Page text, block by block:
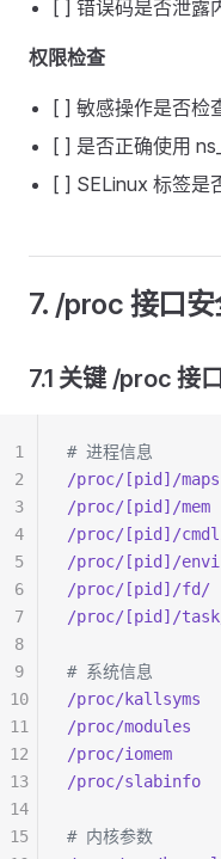
[ ] 错误码是否泄露
权限检查
[ ] 敏感操作是否检
[ ] 是否正确使用
[ ] SELinux 标签是
7. /proc 接口
7.1 关键 /proc 接口
# 进程信息
/proc/[pid]/maps
/proc/[pid]/mem
/proc/[pid]/
/proc/[pid]/
/proc/[pid]/fd/
/proc/[pid]/
# 系统信息
/proc/kallsyms
/proc/modules
/proc/iomem
/proc/slabinfo
# 内核参数
1
2
3
4
5
6
7
8
9
10
11
12
13
14
15